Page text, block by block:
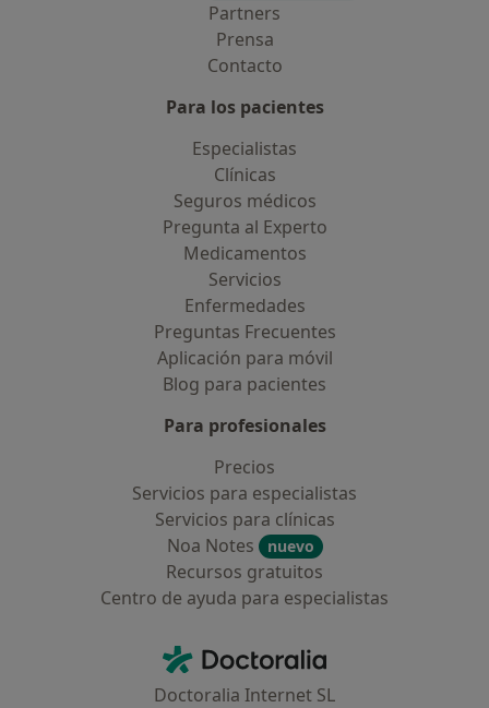
Partners
Prensa
Contacto
Para los pacientes
Especialistas
Clínicas
Seguros médicos
Pregunta al Experto
Medicamentos
Servicios
Enfermedades
Preguntas Frecuentes
Aplicación para móvil
Blog para pacientes
Para profesionales
Precios
Servicios para especialistas
Servicios para clínicas
Noa Notes
nuevo
Recursos gratuitos
Centro de ayuda para especialistas
Doctoralia - Página de inicio
Doctoralia Internet SL